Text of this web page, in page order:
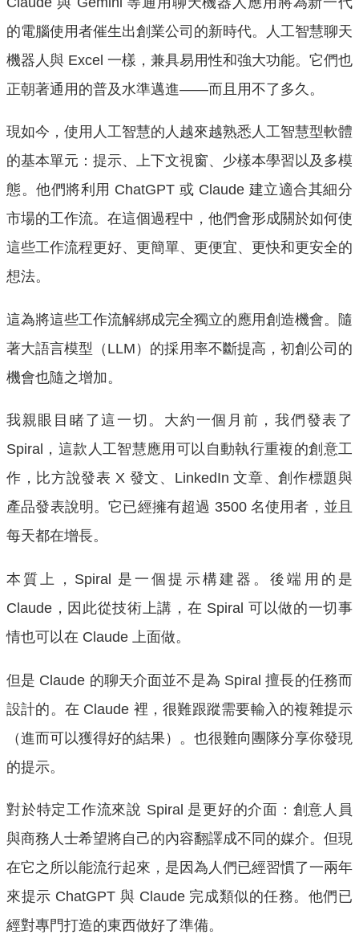
的電腦使用者催生出創業公司的新時代。人工智慧聊天
機器人與 Excel 一樣，兼具易用性和強大功能。它們也
正朝著通用的普及水準邁進——而且用不了多久。
現如今，使用人工智慧的人越來越熟悉人工智慧型軟體
的基本單元：提示、上下文視窗、少樣本學習以及多模
態。他們將利用 ChatGPT 或 Claude 建立適合其細分
市場的工作流。在這個過程中，他們會形成關於如何使
這些工作流程更好、更簡單、更便宜、更快和更安全的
想法。
這為將這些工作流解綁成完全獨立的應用創造機會。隨
著大語言模型（LLM）的採用率不斷提高，初創公司的
機會也隨之增加。
我親眼目睹了這一切。大約一個月前，我們發表了
Spiral，這款人工智慧應用可以自動執行重複的創意工
作，比方說發表 X 發文、LinkedIn 文章、創作標題與
產品發表說明。它已經擁有超過 3500 名使用者，並且
每天都在增長。
本質上，Spiral 是一個提示構建器。後端用的是
Claude，因此從技術上講，在 Spiral 可以做的一切事
情也可以在 Claude 上面做。
但是 Claude 的聊天介面並不是為 Spiral 擅長的任務而
設計的。在 Claude 裡，很難跟蹤需要輸入的複雜提示
（進而可以獲得好的結果）。也很難向團隊分享你發現
的提示。
對於特定工作流來說 Spiral 是更好的介面：創意人員
與商務人士希望將自己的內容翻譯成不同的媒介。但現
在它之所以能流行起來，是因為人們已經習慣了一兩年
來提示 ChatGPT 與 Claude 完成類似的任務。他們已
經對專門打造的東西做好了準備。